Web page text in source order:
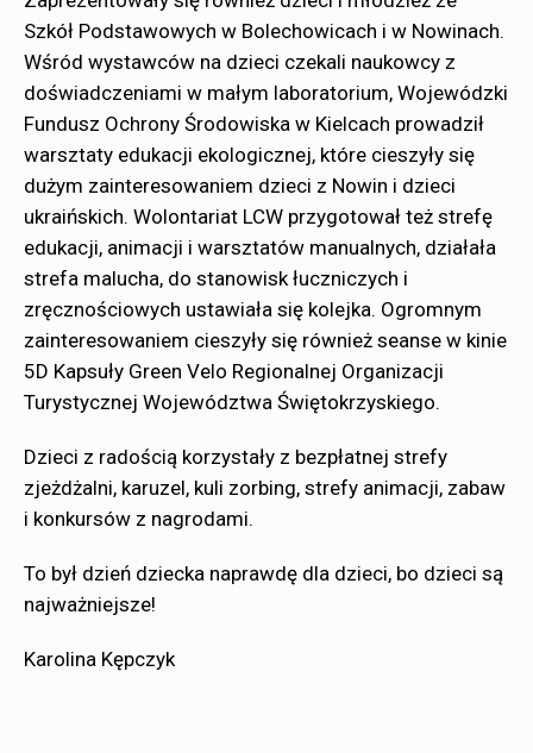
Szkół Podstawowych w Bolechowicach i w Nowinach.
Wśród wystawców na dzieci czekali naukowcy z
doświadczeniami w małym laboratorium, Wojewódzki
Fundusz Ochrony Środowiska w Kielcach prowadził
warsztaty edukacji ekologicznej, które cieszyły się
dużym zainteresowaniem dzieci z Nowin i dzieci
ukraińskich. Wolontariat LCW przygotował też strefę
edukacji, animacji i warsztatów manualnych, działała
strefa malucha, do stanowisk łuczniczych i
zręcznościowych ustawiała się kolejka. Ogromnym
zainteresowaniem cieszyły się również seanse w kinie
5D Kapsuły Green Velo Regionalnej Organizacji
Turystycznej Województwa Świętokrzyskiego.
Dzieci z radością korzystały z bezpłatnej strefy
zjeżdżalni, karuzel, kuli zorbing, strefy animacji, zabaw
i konkursów z nagrodami.
To był dzień dziecka naprawdę dla dzieci, bo dzieci są
najważniejsze!
Karolina Kępczyk